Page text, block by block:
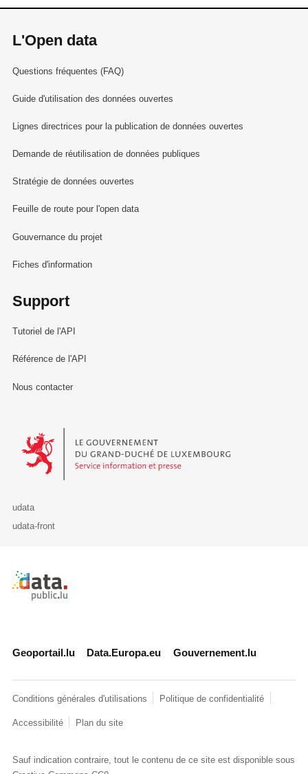
L'Open data
Questions fréquentes (FAQ)
Guide d'utilisation des données ouvertes
Lignes directrices pour la publication de données ouvertes
Demande de réutilisation de données publiques
Stratégie de données ouvertes
Feuille de route pour l'open data
Gouvernance du projet
Fiches d'information
Support
Tutoriel de l'API
Référence de l'API
Nous contacter
Le Gouvernement du Grand-Duché de Luxembourg - Service
udata
udata-front
Retour à l'accueil de data.public.lu
Geoportail.lu Data.Europa.eu Gouvernement.lu
Conditions générales d'utilisations Politique de confidentialité
Accessibilité Plan du site
Sauf indication contraire, tout le contenu de ce site est disponible sous